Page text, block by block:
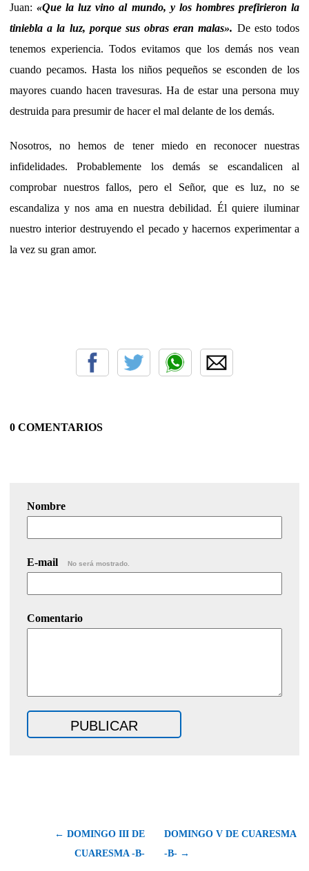
Juan:«Que la luz vino al mundo, y los hombres prefirieron la
tiniebla a la luz, porque sus obras eran malas». De esto todos
tenemos experiencia. Todos evitamos que los demás nos vean
cuando pecamos. Hasta los niños pequeños se esconden de los
mayores cuando hacen travesuras. Ha de estar una persona muy
destruida para presumir de hacer el mal delante de los demás.
Nosotros, no hemos de tener miedo en reconocer nuestras
infidelidades. Probablemente los demás se escandalicen al
comprobar nuestros fallos, pero el Señor, que es luz, no se
escandaliza y nos ama en nuestra debilidad. Él quiere iluminar
nuestro interior destruyendo el pecado y hacernos experimentar a
la vez su gran amor.
0 COMENTARIOS
Nombre
E-mail No será mostrado.
Comentario
← DOMINGO III DE
CUARESMA -B-
DOMINGO V DE CUARESMA
-B- →